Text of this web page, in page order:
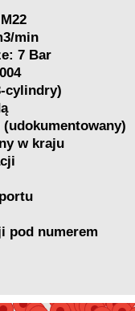
min
7 Bar
cylindry)
(udokumentowany)
w kraju
pod numerem